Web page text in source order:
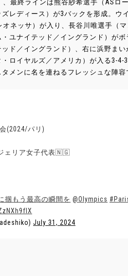
最終ラインは熊谷紗希選手（ASロ
レディース）が3バックを形成。ウ
オネッサ）が入り、長谷川唯選手（
ユナイテッド／イングランド）が
ド／イングランド）、右に浜野ま
ロイヤルズ／アメリカ）が入る3-
メンに名を連ねるフレッシュな陣
(2024/パリ)
ェリア女子代表🇳🇬
掴もう最高の瞬間を @Olympics
July 31, 2024